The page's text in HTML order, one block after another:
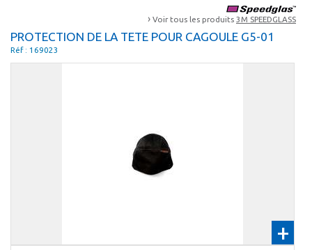
› Voir tous les produits 3M SPEEDGLASS
PROTECTION DE LA TETE POUR CAGOULE G5-01
Réf : 169023
+